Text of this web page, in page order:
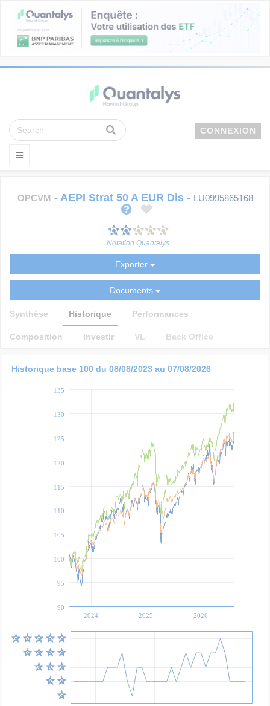
CONNEXION
OPCVM - AEPI Strat 50 A EUR Dis- LU0995865168
Notation Quantalys
Exporter
Documents
Synthèse Historique Performances
Composition Investir VL Back Office
Historique base 100 du 08/08/2023 au 07/08/2026
2024 2025 2026
90
95
100
105
110
115
120
125
130
135